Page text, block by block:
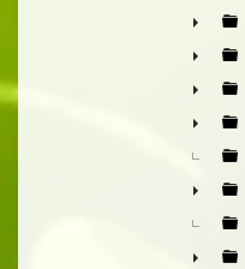
►
►
►
►
►
►